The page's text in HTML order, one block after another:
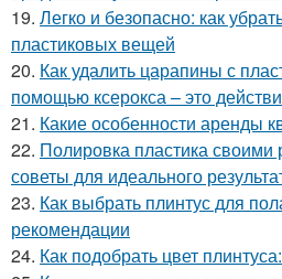
19. Легко и безопасно: как
пластиковых вещей
20. Как удалить царапины с
помощью ксерокса – это
21. Какие особенности аренды
22. Полировка пластика своими
советы для идеального
23. Как выбрать плинтус для
рекомендации
24. Как подобрать цвет